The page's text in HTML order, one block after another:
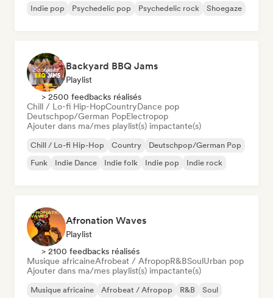
Indie pop
Psychedelic pop Psychedelic rock Shoegaze
Backyard BBQ Jams
Playlist
> 2500 feedbacks réalisés
Chill / Lo-fi Hip-HopCountryDance pop
Deutschpop/German PopElectropop
Ajouter dans ma/mes playlist(s) impactante(s)
Chill / Lo-fi Hip-Hop Country
Deutschpop/German Pop
Funk
Indie Dance Indie folk Indie pop Indie rock
Afronation Waves
Playlist
> 2100 feedbacks réalisés
Musique africaineAfrobeat / AfropopR&BSoulUrban pop
Ajouter dans ma/mes playlist(s) impactante(s)
Musique africaine Afrobeat / Afropop R&B
Soul